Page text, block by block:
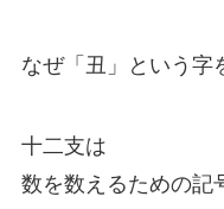
なぜ「丑」という字
十二支は
数を数えるための記